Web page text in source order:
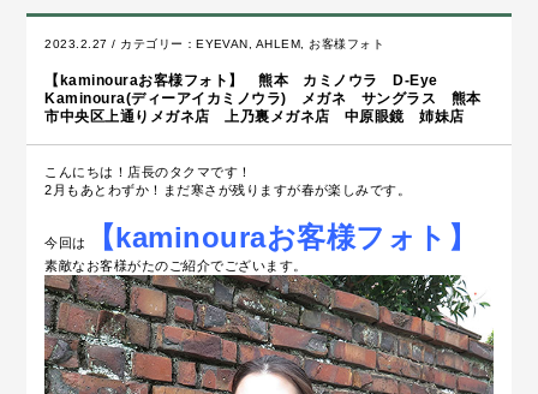
2023.2.27 / カテゴリー：EYEVAN AHLEM お客様フォト
【kaminouraお客様フォト】 熊本 カミノウラ D-Eye
Kaminoura(ディーアイカミノウラ) メガネ サングラス 熊本
市中央区上通りメガネ店 上乃裏メガネ店 中原眼鏡 姉妹店
こんにちは！店長のタクマです！
2月もあとわずか！まだ寒さが残りますが春が楽しみです。
今回は 【kaminouraお客様フォト】
素敵なお客様がたのご紹介でございます。